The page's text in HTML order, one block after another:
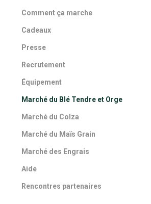
Comment ça marche
Cadeaux
Presse
Recrutement
Équipement
Marché du Blé Tendre et Orge
Marché du Colza
Marché du Maïs Grain
Marché des Engrais
Aide
Rencontres partenaires